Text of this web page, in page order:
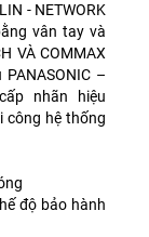
- NETWORK
vân tay và
VÀ COMMAX
–
nhãn hiệu
công hệ thống
độ bảo hành